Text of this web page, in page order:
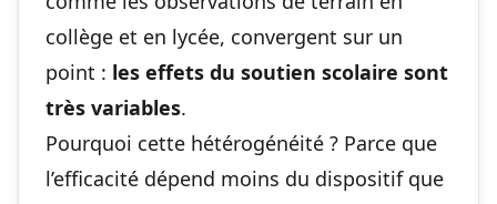
collège et en lycée, convergent sur un
point : les effets du soutien scolaire sont
très variables.
Pourquoi cette hétérogénéité ? Parce que
l’efficacité dépend moins du dispositif que